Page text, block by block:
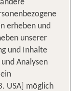
solltest Du
Golfschläger
für alle
sehr
Dich auf
Region und
erheben und
unserer
und Inhalte
Analysen
USA] möglich